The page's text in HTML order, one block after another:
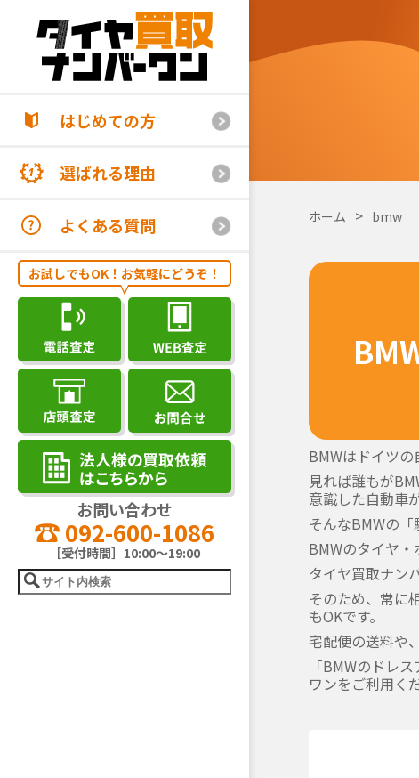
はじめての方
選ばれる理由
よくある質問
お試しでもOK！お気軽にどうぞ！
お問い合わせ
092-600-1086
［受付時間］10:00～19:00
ホーム bmw
BMWはドイツの
見れば誰もが
意識した自動車
そんなBMWの
BMWのタイヤ
タイヤ買取ナン
そのため、常に
もOKです。
宅配便の送料や
「BMWのドレ
ワンをご利用く